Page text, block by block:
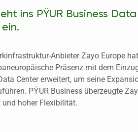
ins PŸUR Business Data
Anbieter Zayo Europe hat
Präsenz mit dem
Center erweitert, um seine
PŸUR Business überzeugte
hoher Flexibilität.